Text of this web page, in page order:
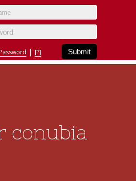
| [?]
conubia